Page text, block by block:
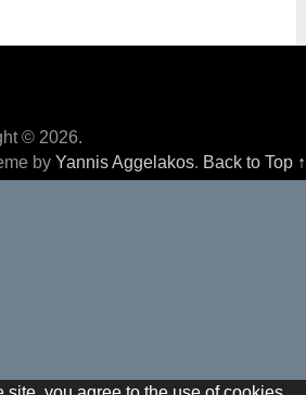
© 2026.
by Yannis Aggelakos. Back to Top ↑